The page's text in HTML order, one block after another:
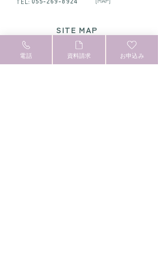
SITE MAP
TOP
FRAJについて
電話 資料請求 お申込み